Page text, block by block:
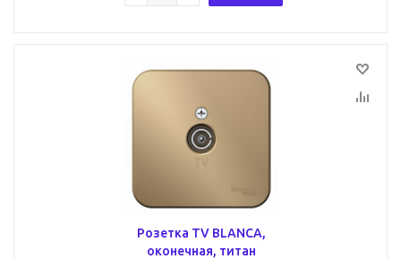
Розетка TV BLANCA,
оконечная, титан